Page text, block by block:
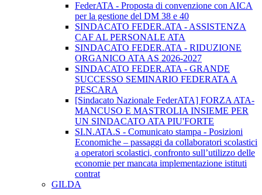
FederATA - Proposta di convenzione con AICA
per la gestione del DM 38 e 40
SINDACATO FEDER.ATA - ASSISTENZA
CAF AL PERSONALE ATA
SINDACATO FEDER.ATA - RIDUZIONE
ORGANICO ATA AS 2026-2027
SINDACATO FEDER.ATA - GRANDE
SUCCESSO SEMINARIO FEDERATA A
PESCARA
[Sindacato Nazionale FederATA] FORZA ATA-
MANCUSO E MASTROLIA INSIEME PER
UN SINDACATO ATA PIU'FORTE
SI.N.ATA.S - Comunicato stampa - Posizioni
Economiche – passaggi da collaboratori scolastici
a operatori scolastici, confronto sull’utilizzo delle
economie per mancata implementazione istituti
contrat
GILDA